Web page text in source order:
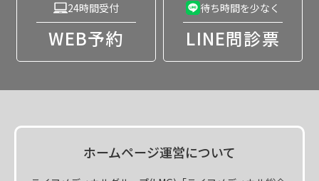
24時間受付
WEB予約
待ち時間を少なく
LINE問診票
ホームページ運営について